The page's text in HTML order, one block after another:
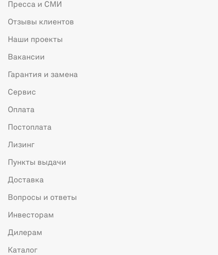
Пресса и СМИ
Отзывы клиентов
Наши проекты
Вакансии
Гарантия и замена
Сервис
Оплата
Постоплата
Лизинг
Пункты выдачи
Доставка
Вопросы и ответы
Инвесторам
Дилерам
Каталог